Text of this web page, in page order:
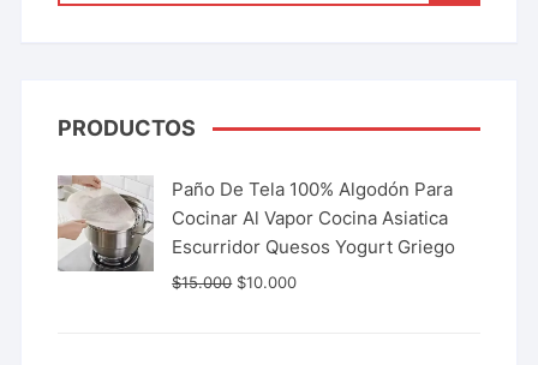
PRODUCTOS
Paño De Tela 100% Algodón Para
Cocinar Al Vapor Cocina Asiatica
Escurridor Quesos Yogurt Griego
$15.000 $10.000